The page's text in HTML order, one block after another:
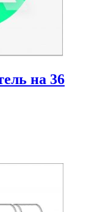
на 36